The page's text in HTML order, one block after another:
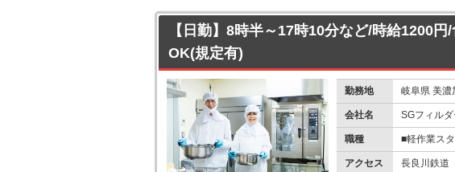
【日勤】8時半～17時10分など/時給1200
OK(規定有)
勤務地 岐阜県 美濃
会社名 SGフィル
職種 ■軽作業ス
アクセス 長良川鉄道